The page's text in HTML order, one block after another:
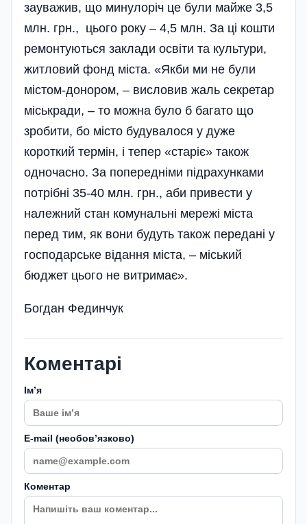
зауважив, що минулоріч це були майже 3,5
млн. грн., цього року – 4,5 млн. За ці кошти
ремонтуються заклади освіти та культури,
житловий фонд міста. «Якби ми не були
містом-донором, – висловив жаль секретар
міськради, – то можна було б багато що
зробити, бо місто будувалося у дуже
короткий термін, і тепер «старіє» також
одночасно. За попередніми підрахунками
потрібні 35-40 млн. грн., аби привести у
належний стан комунальні мережі міста
перед тим, як вони будуть також передані у
господарське відання міста, – міський
бюджет цього не витримає».
Богдан Фединчук
Коментарі
Імʼя
E-mail (необовʼязково)
Коментар